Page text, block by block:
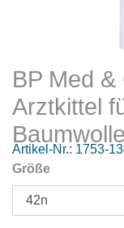
BP Med
Arztkittel
Artikel-Nr.: 1753-
Größe